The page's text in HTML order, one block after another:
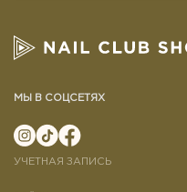
МЫ В СОЦСЕТЯХ
УЧЕТНАЯ ЗАПИСЬ